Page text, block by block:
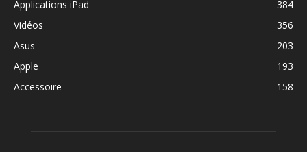
Applications iPad
384
Vidéos
356
Asus
203
Apple
193
Accessoire
158